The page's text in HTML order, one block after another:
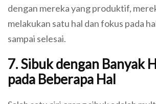
dengan mereka yang produktif,
melakukan satu hal dan fokus pada
sampai selesai.
7. Sibuk dengan Banyak
pada Beberapa Hal